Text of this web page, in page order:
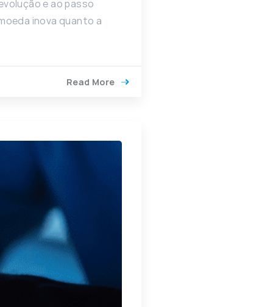
e ao passo
inova quanto a
Read More